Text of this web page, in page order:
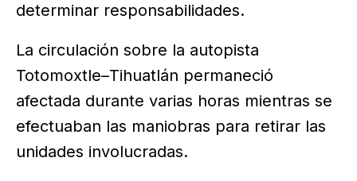
determinar responsabilidades.
La circulación sobre la autopista
Totomoxtle–Tihuatlán permaneció
afectada durante varias horas mientras se
efectuaban las maniobras para retirar las
unidades involucradas.